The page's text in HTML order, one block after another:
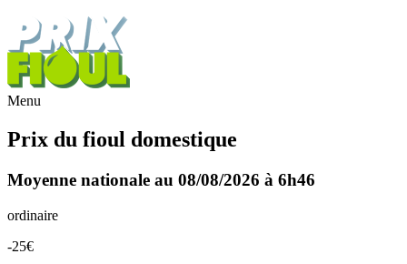
Menu
Prix du fioul domestique
Moyenne nationale au 08/08/2026 à 6h46
ordinaire
-25€